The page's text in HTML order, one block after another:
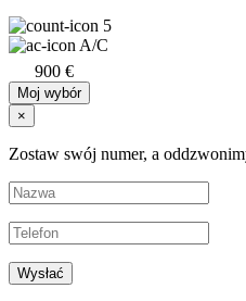
5
A/C
900 €
Moj wybór
×
Zostaw swój numer, a
Wysłać